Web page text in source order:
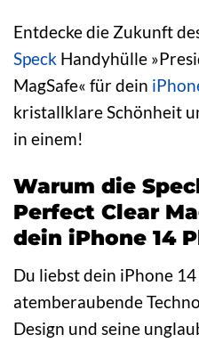
Entdecke die Zukunft
Speck Handyhülle
MagSafe« für dein
kristallklare Schönheit
in einem!
Warum die
Perfect Clear
dein iPhone 14
Du liebst dein iPhone 14
atemberaubende
Design und seine